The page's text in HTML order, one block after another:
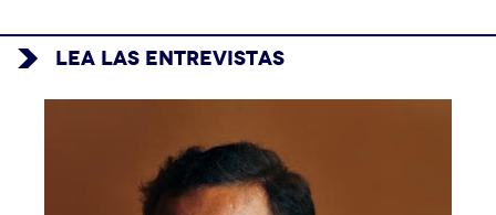
LEA LAS ENTREVISTAS